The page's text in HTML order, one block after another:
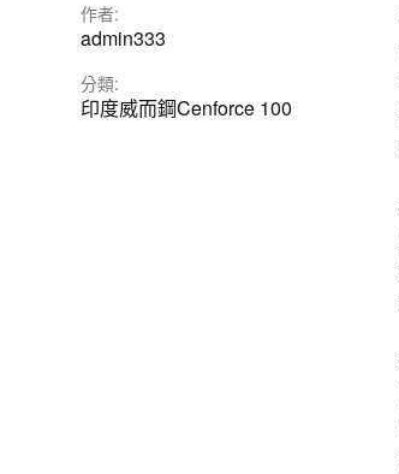
作者:
admin333
分類:
印度威而鋼Cenforce 100